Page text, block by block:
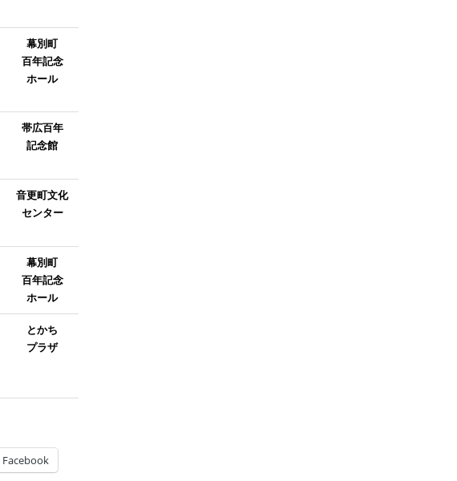
幕別町
百年記念
ホール
帯広百年
記念館
音更町文化
センター
幕別町
百年記念
ホール
とかち
プラザ
Facebook